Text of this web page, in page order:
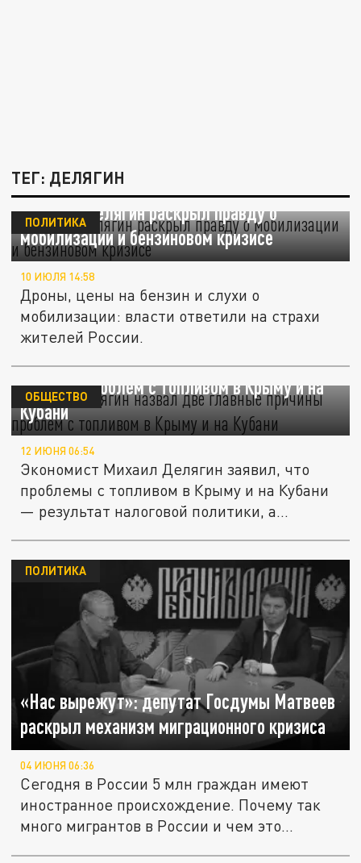
ТЕГ: ДЕЛЯГИН
Депутат Делягин раскрыл правду о
мобилизации и бензиновом кризисе
ПОЛИТИКА
10 ИЮЛЯ 14:58
Дроны, цены на бензин и слухи о
мобилизации: власти ответили на страхи
жителей России.
Михаил Делягин назвал две главные
причины проблем с топливом в Крыму и на
Кубани
ОБЩЕСТВО
12 ИЮНЯ 06:54
Экономист Михаил Делягин заявил, что
проблемы с топливом в Крыму и на Кубани
— результат налоговой политики, а...
«Нас вырежут»: депутат Госдумы Матвеев
раскрыл механизм миграционного кризиса
ПОЛИТИКА
04 ИЮНЯ 06:36
Сегодня в России 5 млн граждан имеют
иностранное происхождение. Почему так
много мигрантов в России и чем это...